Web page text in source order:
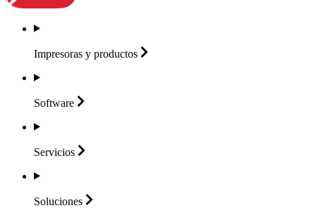
Impresoras y productos
Software
Servicios
Soluciones